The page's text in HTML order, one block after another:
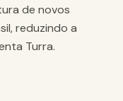
de novos
reduzindo a
Turra.